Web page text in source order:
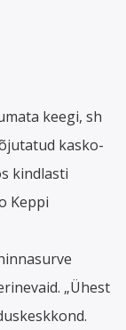
keegi, sh
kasko-
kindlasti
Keppi
„Ühest